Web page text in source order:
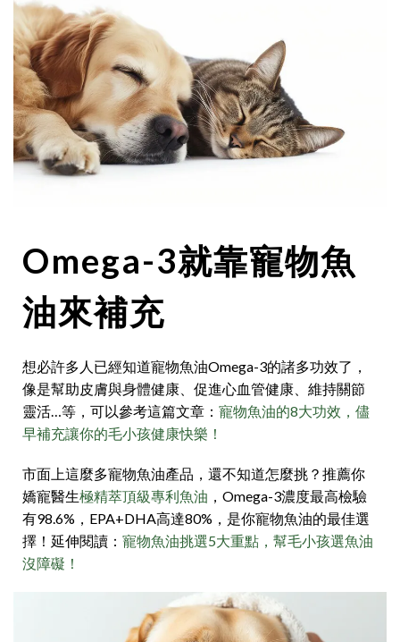
Omega-3就靠寵物魚
油來補充
想必許多人已經知道寵物魚油Omega-3的諸多功效了，
像是幫助皮膚與身體健康、促進心血管健康、維持關節
靈活…等，可以參考這篇文章： 寵物魚油的8大功效，儘
早補充讓你的毛小孩健康快樂！
市面上這麼多寵物魚油產品，還不知道怎麼挑？推薦你
嬌寵醫生極精萃頂級專利魚油 ，Omega-3濃度最高檢驗
有98.6%，EPA+DHA高達80%，是你寵物魚油的最佳選
擇！延伸閱讀： 寵物魚油挑選5大重點，幫毛小孩選魚油
沒障礙！